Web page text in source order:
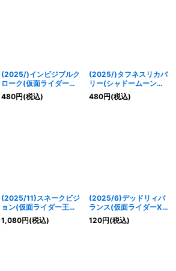
(2025/)インビジブルク
ローク(仮面ライダーダ
ークカブトイラスト)
【R】{BS01-141}《白》
480円(税込)
(2025/)タフネスリカバ
リー(シャドームーンイ
ラスト)【C】{BS16-
077}《緑》
480円(税込)
(2025/11)スネークビジ
ョン(仮面ライダー王蛇
イラスト)【C】{BS44-
088}《紫》
1,080円(税込)
(2025/6)デッドリィバ
ランス(仮面ライダーXギ
ーツイラスト)【C】
{BSC22-124}《紫》
120円(税込)